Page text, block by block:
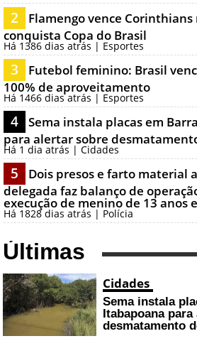
2
Flamengo vence
conquista Copa do Brasil
Há 1386 dias atrás | Esportes
3
Futebol feminino: Brasil
100% de aproveitamento
Há 1466 dias atrás | Esportes
4
Sema instala placas em
para alertar sobre
Há 1 dia atrás | Cidades
5
Dois presos e farto material
delegada faz balanço de
execução de menino de 13 anos
Há 1828 dias atrás | Polícia
Últimas
Cidades
Sema instala
Itabapoana
desmatamento